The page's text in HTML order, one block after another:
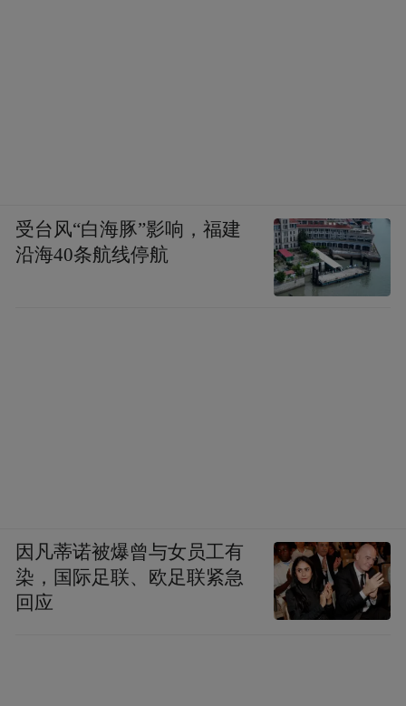
受台风“白海豚”影响，福建
沿海40条航线停航
因凡蒂诺被爆曾与女员工有
染，国际足联、欧足联紧急
回应